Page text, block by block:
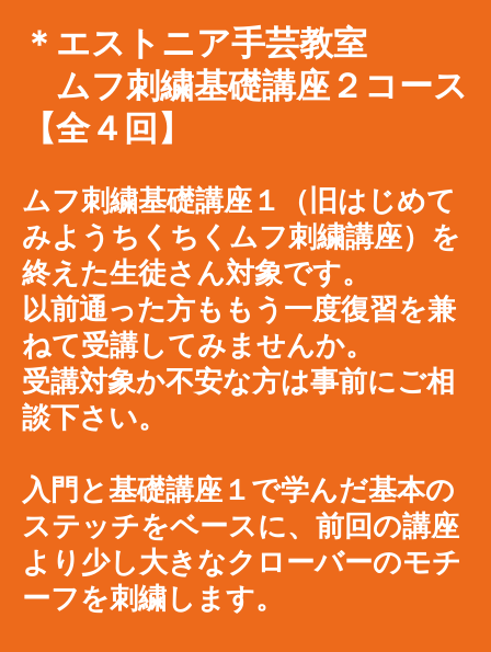
＊エストニア手芸教室
​ ムフ刺繍基礎講座２コース
【全４回】
ムフ刺繍基礎講座１（旧はじめて
みようちくちくムフ刺繍講座）を
終えた生徒さん対象です。
以前通った方ももう一度復習を兼
ねて受講してみませんか。
受講対象か不安な方は事前にご相
談下さい。
入門と基礎講座１で学んだ基本の
ステッチをベースに、 前回の講座
より少し大きなクローバーのモチ
ーフを刺繍します。